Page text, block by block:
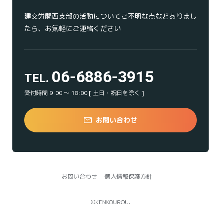
建交労関西支部の活動についてご不明な点などありまし
たら、お気軽にご連絡ください
TEL. 06-6886-3915
受付時間 9:00 ～ 18:00 [ 土日・祝日を除く ]
お問い合わせ
お問い合わせ 個人情報保護方針
©KENKOUROU.